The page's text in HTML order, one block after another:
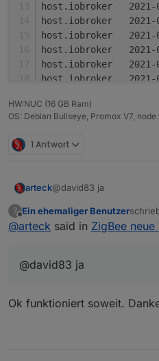
HW:NUC (16 GB Ram)
OS: Debian Bullseye, Promox V7, node
1 Antwort
arteck@david83 ja
?
Offline
Ein ehemaliger Benutzer
@arteck said in ZigBee
@david83 ja
Ok funktioniert soweit.